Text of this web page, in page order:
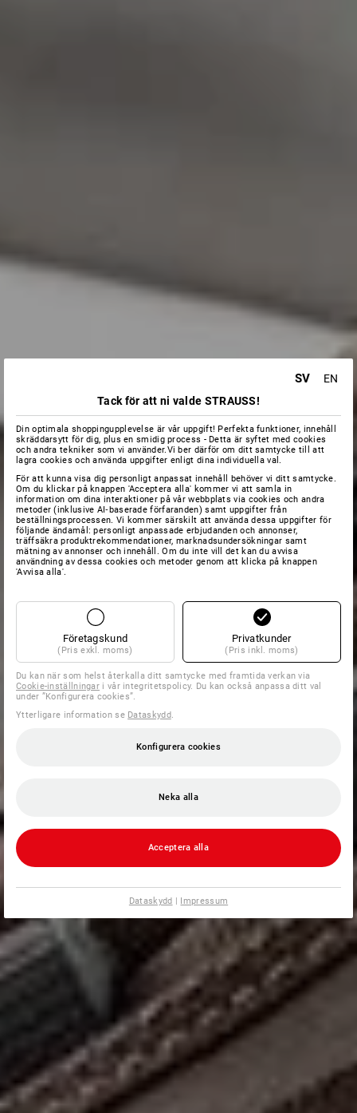
SV
EN
Tack för att ni valde STRAUSS!
Din optimala shoppingupplevelse är vår uppgift! Perfekta funktioner, innehåll
skräddarsytt för dig, plus en smidig process - Detta är syftet med cookies
och andra tekniker som vi använder.Vi ber därför om ditt samtycke till att
lagra cookies och använda uppgifter enligt dina individuella val.
För att kunna visa dig personligt anpassat innehåll behöver vi ditt samtycke.
Om du klickar på knappen 'Acceptera alla' kommer vi att samla in
information om dina interaktioner på vår webbplats via cookies och andra
metoder (inklusive AI‑baserade förfaranden) samt uppgifter från
beställningsprocessen. Vi kommer särskilt att använda dessa uppgifter för
följande ändamål: personligt anpassade erbjudanden och annonser,
träffsäkra produktrekommendationer, marknadsundersökningar samt
mätning av annonser och innehåll. Om du inte vill det kan du avvisa
användning av dessa cookies och metoder genom att klicka på knappen
'Avvisa alla'.
Företagskund
(Pris exkl. moms)
Privatkunder
(Pris inkl. moms)
Du kan när som helst återkalla ditt samtycke med framtida verkan via
Cookie-inställningar i vår integritetspolicy. Du kan också anpassa ditt val
under ”Konfigurera cookies”.
Ytterligare information se Dataskydd.
Konfigurera cookies
Neka alla
Acceptera alla
Dataskydd | Impressum